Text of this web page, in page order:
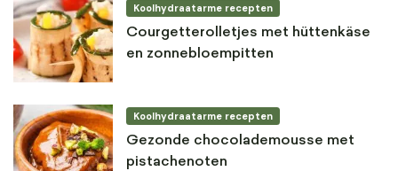
Koolhydraatarme recepten
Courgetterolletjes met hüttenkäse
en zonnebloempitten
Koolhydraatarme recepten
Gezonde chocolademousse met
pistachenoten